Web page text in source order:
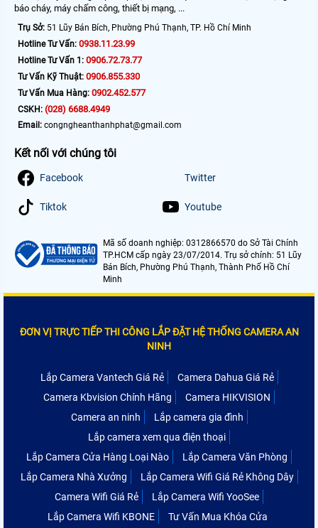
báo cháy, máy chấm công, thiết bị mạng, ...
Trụ Sở: 51 Lũy Bán Bích, Phường Phú Thạnh, TP. Hồ Chí Minh
Hotline Tư Vấn: 0938.11.23.99
Hotline Tư Vấn 1: 0906.72.73.77
Tư Vấn Kỹ Thuật: 0906.855.330
Tư Vấn Mua Hàng: 0902.452.577
CSKH: (028) 6688.4949
Email: congngheanthanhphat@gmail.com
Kết nối với chúng tôi
Facebook Twitter
Tiktok Youtube
Mã số doanh nghiệp: 0312866570 do Sở Tài Chính
TP.HCM cấp ngày 23/07/2014. Trụ sở chính: 51 Lũy
Bán Bích, Phường Phú Thạnh, Thành Phố Hồ Chí
Minh
ĐƠN VỊ TRỰC TIẾP THI CÔNG LẮP ĐẶT HỆ THỐNG CAMERA AN
NINH
Lắp Camera Vantech Giá Rẻ
Camera Dahua Giá Rẻ
Camera Kbvision Chính Hãng
Camera HIKVISION
Camera an ninh
Lắp camera gia đình
Lắp camera xem qua điện thoại
Lắp Camera Cửa Hàng Loại Nào
Lắp Camera Văn Phòng
Lắp Camera Nhà Xưởng
Lắp Camera Wifi Giá Rẻ Không Dây
Camera Wifi Giá Rẻ
Lắp Camera Wifi YooSee
Lắp Camera Wifi KBONE
Tư Vấn Mua Khóa Cửa